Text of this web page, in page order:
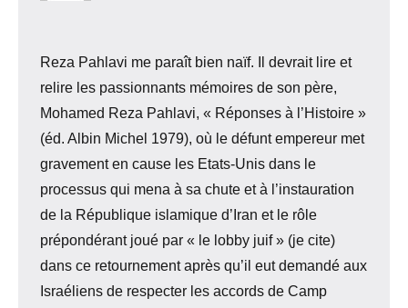
Reza Pahlavi me paraît bien naïf. Il devrait lire et
relire les passionnants mémoires de son père,
Mohamed Reza Pahlavi, « Réponses à l’Histoire »
(éd. Albin Michel 1979), où le défunt empereur met
gravement en cause les Etats-Unis dans le
processus qui mena à sa chute et à l’instauration
de la République islamique d’Iran et le rôle
prépondérant joué par « le lobby juif » (je cite)
dans ce retournement après qu’il eut demandé aux
Israéliens de respecter les accords de Camp